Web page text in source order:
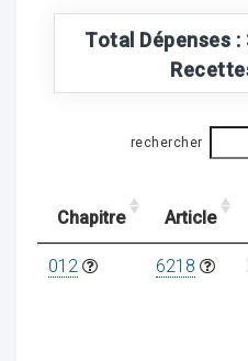
Total Dépenses
rechercher
Chapitre Article
012 6218